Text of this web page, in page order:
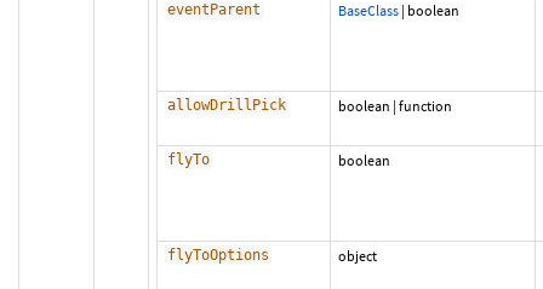
eventParent BaseClass | boolean
allowDrillPick boolean | function
flyTo boolean
flyToOptions object